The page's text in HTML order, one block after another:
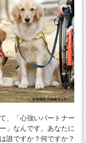
、「心強いパートナー
」なんです。あなたに
誰ですか？何ですか？